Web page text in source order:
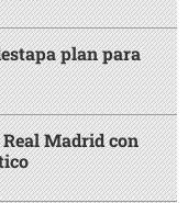
plan para
Madrid con